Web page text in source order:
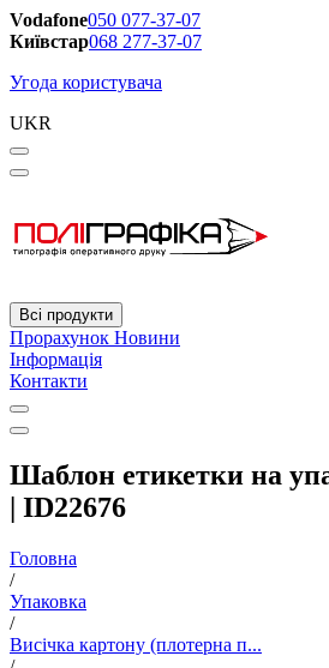
Vodafone050 077-37-07
Київстар068 277-37-07
Угода користувача
UKR
Всі продукти
Прорахунок Новини
Інформація
Контакти
Шаблон етикетки на
| ID22676
Головна
/
Упаковка
/
Висічка картону (плотерна п...